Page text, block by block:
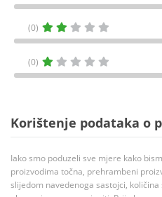
(0)
(0)
Korištenje podataka o
Iako smo poduzeli sve mjere kako
proizvodima točna, prehrambeni
slijedom navedenoga sastojci,